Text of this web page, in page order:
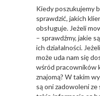
Kiedy poszukujemy
sprawdzić, jakich
obsługuje. Jeżeli
– sprawdźmy, jakie
ich działalności.
może uda nam się
wśród pracowników
znajomą? W takim
są oni zadowoleni ze